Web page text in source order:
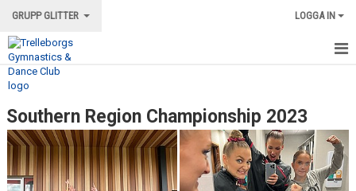
GRUPP GLITTER LOGGA IN
BILDGALLERI
Southern Region Championship 2023